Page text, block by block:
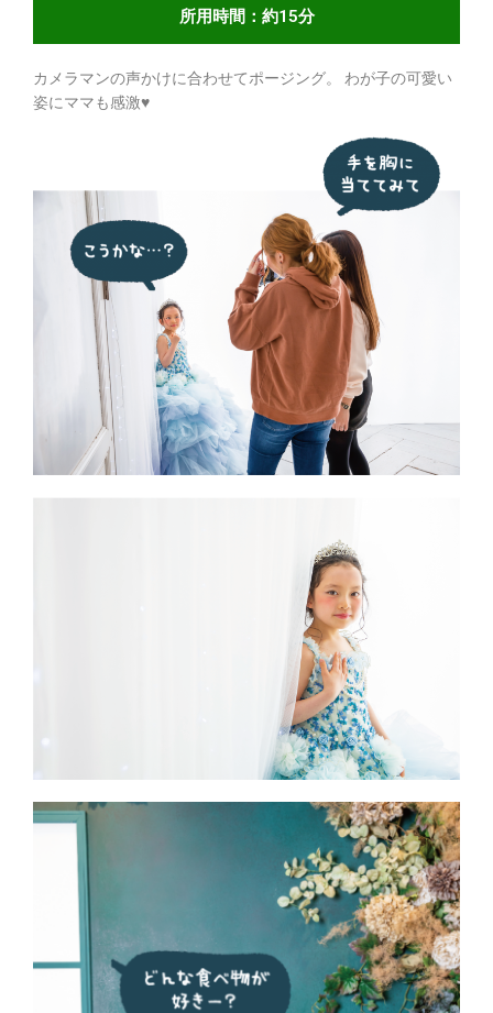
所用時間：約15分
カメラマンの声かけに合わせてポージング。 わが子の可愛い
姿にママも感激♥